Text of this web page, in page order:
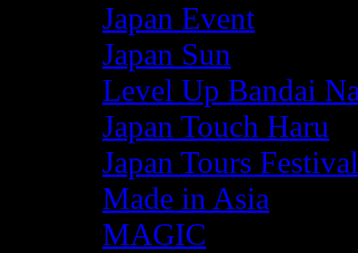
Japan Event
Japan Sun
Level Up Bandai
Japan Touch Haru
Japan Tours Festival
Made in Asia
MAGIC